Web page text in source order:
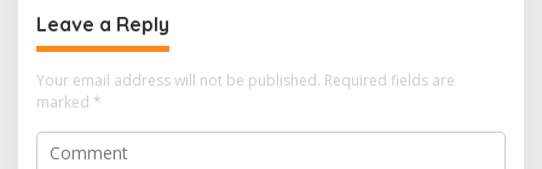
Leave a Reply
Your email address will not be published. Required fields are
marked *